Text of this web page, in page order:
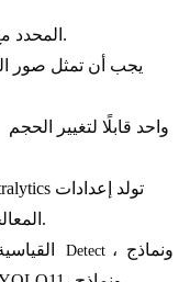
المحدد مع مسرع النشر.
يجب أن تمثل صور
المعالجة اللاحقة من بيانات النموذج الوصفية.
Detect ، ونماذج